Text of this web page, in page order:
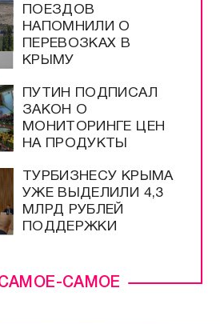
САМОЕ
ПОЕЗДОВ
НАПОМНИЛИ О
ПЕРЕВОЗКАХ В
КРЫМУ
ПУТИН ПОДПИСАЛ
ЗАКОН О
МОНИТОРИНГЕ ЦЕН
НА ПРОДУКТЫ
ТУРБИЗНЕСУ КРЫМА
УЖЕ ВЫДЕЛИЛИ 4,3
МЛРД РУБЛЕЙ
ПОДДЕРЖКИ